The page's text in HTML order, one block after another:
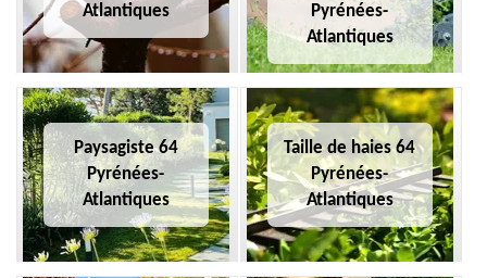
Atlantiques
Pyrénées-
Atlantiques
Paysagiste 64
Pyrénées-
Atlantiques
Taille de haies 64
Pyrénées-
Atlantiques